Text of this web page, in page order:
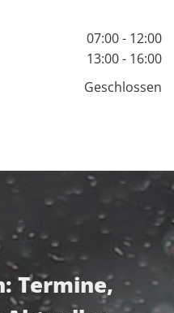
07:00 - 12:00
13:00 - 16:00
Geschlossen
Termine,